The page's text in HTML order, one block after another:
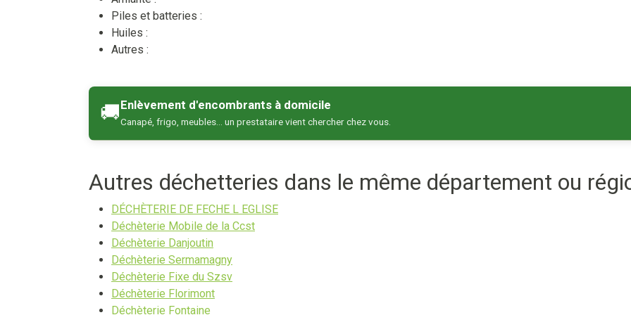
Piles et batteries :
Huiles :
Autres :
🚚Enlèvement d'encombrants à domicile
Canapé, frigo, meubles… un prestataire vient chercher chez vous.
Autres déchetteries dans le même département ou
DÉCHÈTERIE DE FECHE L EGLISE
Déchèterie Mobile de la Ccst
Déchèterie Danjoutin
Déchèterie Sermamagny
Déchèterie Fixe du Szsv
Déchèterie Florimont
Déchèterie Fontaine